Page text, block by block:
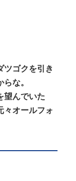
ツゴクを引き
な。
望んでいた
々オールフォ